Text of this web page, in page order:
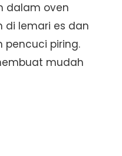
dalam oven
di lemari es dan
pencuci piring.
mudah